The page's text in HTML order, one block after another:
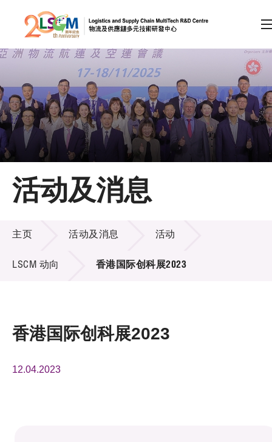
跳到内容（按回车键）
会员登录
A A EN 繁 简
主页
关于LSCM
技术商品化
项目及资助计划
活动及消息
活动及消息
活动及消息
主页 活动及消息 活动
LSCM 动向 香港国际创科展2023
香港国际创科展2023
12.04.2023